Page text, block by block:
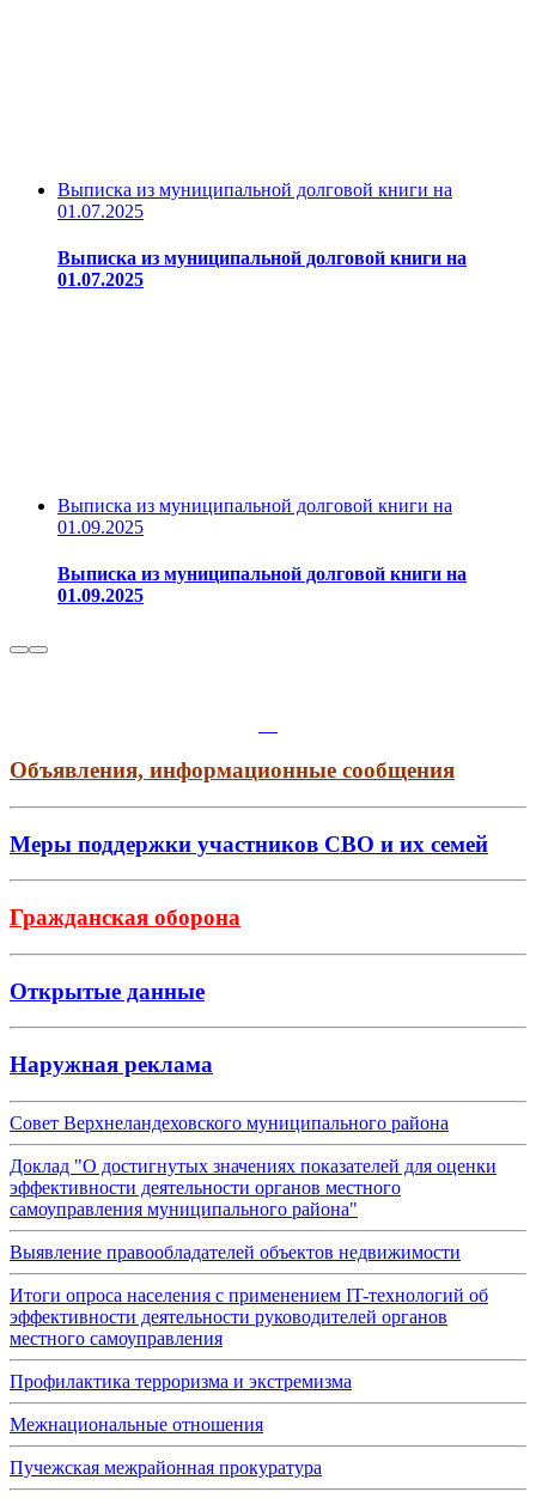
Выписка из муниципальной долговой книги на
01.07.2025
Выписка из муниципальной долговой книги на
01.07.2025
Выписка из муниципальной долговой книги на
01.09.2025
Выписка из муниципальной долговой книги на
01.09.2025
Объявления, информационные сообщения
Меры поддержки участников СВО и их семей
Гражданская оборона
Открытые данные
Наружная реклама
Совет Верхнеландеховского муниципального района
Доклад "О достигнутых значениях показателей для оценки
эффективности деятельности органов местного
самоуправления муниципального района"
Выявление правообладателей объектов недвижимости
Итоги опроса населения с применением IT-технологий об
эффективности деятельности руководителей органов
местного самоуправления
Профилактика терроризма и экстремизма
Межнациональные отношения
Пучежская межрайонная прокуратура